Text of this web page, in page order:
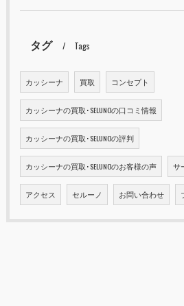
タグ Tags
カッシーナ 買取 コンセプト
カッシーナの買取･SELUNOの口コミ情報
カッシーナの買取･SELUNOの評判
カッシーナの買取･SELUNOのお客様の声 サ
アクセス セルーノ お問い合わせ